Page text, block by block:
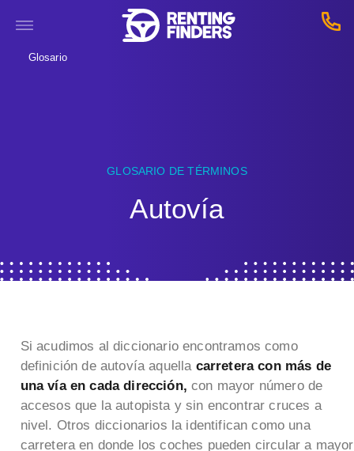
Glosario
GLOSARIO DE TÉRMINOS
Autovía
Si acudimos al diccionario encontramos como
definición de autovía aquellacarretera con más de
una vía en cada dirección, con mayor número de
accesos que la autopista y sin encontrar cruces a
nivel. Otros diccionarios la identifican como una
carretera en donde los coches pueden circular a mayor